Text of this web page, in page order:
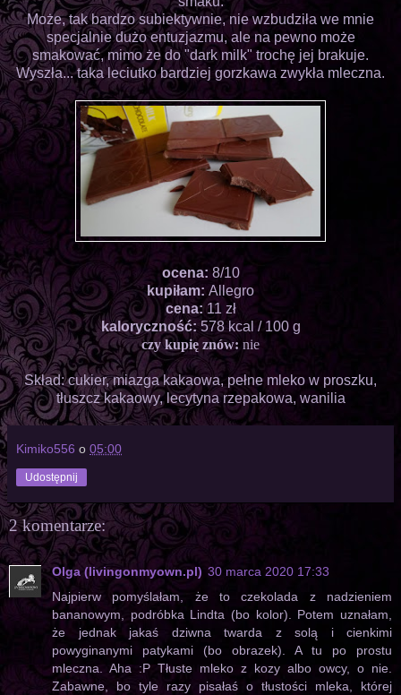
Może, tak bardzo subiektywnie, nie wzbudziła we mnie
specjalnie dużo entuzjazmu, ale na pewno może
smakować, mimo że do "dark milk" trochę jej brakuje.
Wyszła... taka leciutko bardziej gorzkawa zwykła mleczna.
ocena: 8/10
kupiłam: Allegro
cena: 11 zł
kaloryczność:578 kcal / 100 g
czy kupię znów: nie
Skład: cukier, miazga kakaowa, pełne mleko w proszku,
tłuszcz kakaowy, lecytyna rzepakowa, wanilia
Kimiko556 o 05:00
Udostępnij
2 komentarze:
Olga (livingonmyown.pl) 30 marca 2020 17:33
Najpierw pomyślałam, że to czekolada z nadzieniem
bananowym, podróbka Lindta (bo kolor). Potem uznałam,
że jednak jakaś dziwna twarda z solą i cienkimi
powyginanymi patykami (bo obrazek). A tu po prostu
mleczna. Aha :P Tłuste mleko z kozy albo owcy, o nie.
Zabawne, bo tyle razy pisałaś o tłustości mleka, której